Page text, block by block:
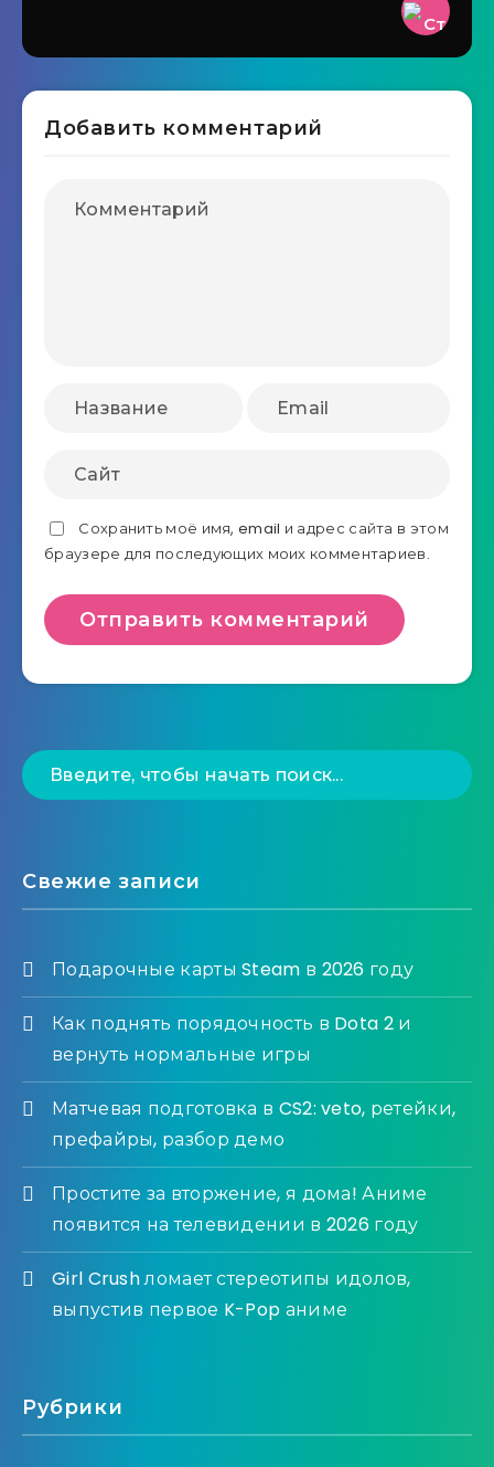
Добавить комментарий
Сохранить моё имя, email и адрес сайта в этом
браузере для последующих моих комментариев.
Свежие записи
Подарочные карты Steam в 2026 году
Как поднять порядочность в Dota 2 и
вернуть нормальные игры
Матчевая подготовка в CS2: veto, ретейки,
префайры, разбор демо
Простите за вторжение, я дома! Аниме
появится на телевидении в 2026 году
Girl Crush ломает стереотипы идолов,
выпустив первое K-Pop аниме
Рубрики